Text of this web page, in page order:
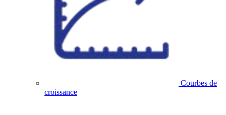
Courbes de
croissance